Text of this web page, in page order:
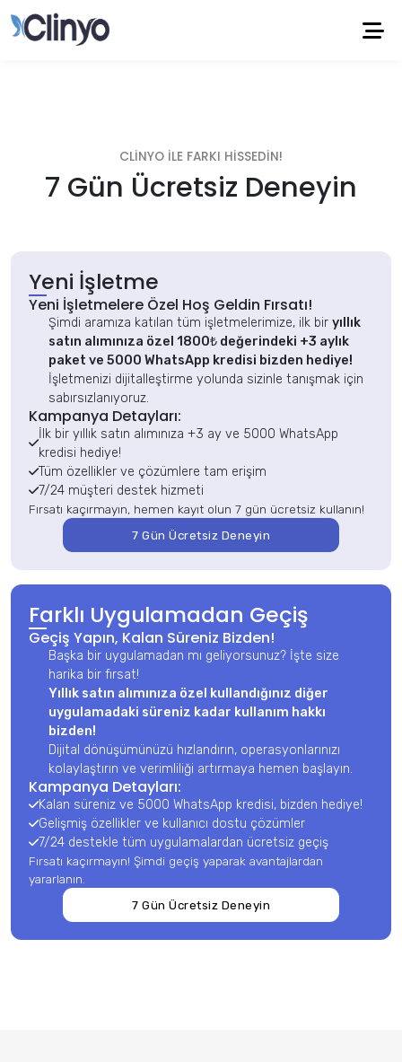
CLINYO ILE FARKI HISSEDIN!
7 Gün Ücretsiz Deneyin
Yeni İşletme
Yeni İşletmelere Özel Hoş Geldin Fırsatı!
Şimdi aramıza katılan tüm işletmelerimize, ilk bir yıllık
satın alımınıza özel 1800₺ değerindeki +3 aylık
paket ve 5000 WhatsApp kredisi bizden hediye!
İşletmenizi dijitalleştirme yolunda sizinle tanışmak için
sabırsızlanıyoruz.
Kampanya Detayları:
İlk bir yıllık satın alımınıza +3 ay ve 5000 WhatsApp
kredisi hediye!
Tüm özellikler ve çözümlere tam erişim
7/24 müşteri destek hizmeti
Fırsatı kaçırmayın, hemen kayıt olun 7 gün ücretsiz kullanın!
7 Gün Ücretsiz Deneyin
Farklı Uygulamadan Geçiş
Geçiş Yapın, Kalan Süreniz Bizden!
Başka bir uygulamadan mı geliyorsunuz? İşte size
harika bir fırsat!
Yıllık satın alımınıza özel kullandığınız diğer
uygulamadaki süreniz kadar kullanım hakkı
bizden!
Dijital dönüşümünüzü hızlandırın, operasyonlarınızı
kolaylaştırın ve verimliliği artırmaya hemen başlayın.
Kampanya Detayları:
Kalan süreniz ve 5000 WhatsApp kredisi, bizden hediye!
Gelişmiş özellikler ve kullanıcı dostu çözümler
7/24 destekle tüm uygulamalardan ücretsiz geçiş
Fırsatı kaçırmayın! Şimdi geçiş yaparak avantajlardan
yararlanın.
7 Gün Ücretsiz Deneyin